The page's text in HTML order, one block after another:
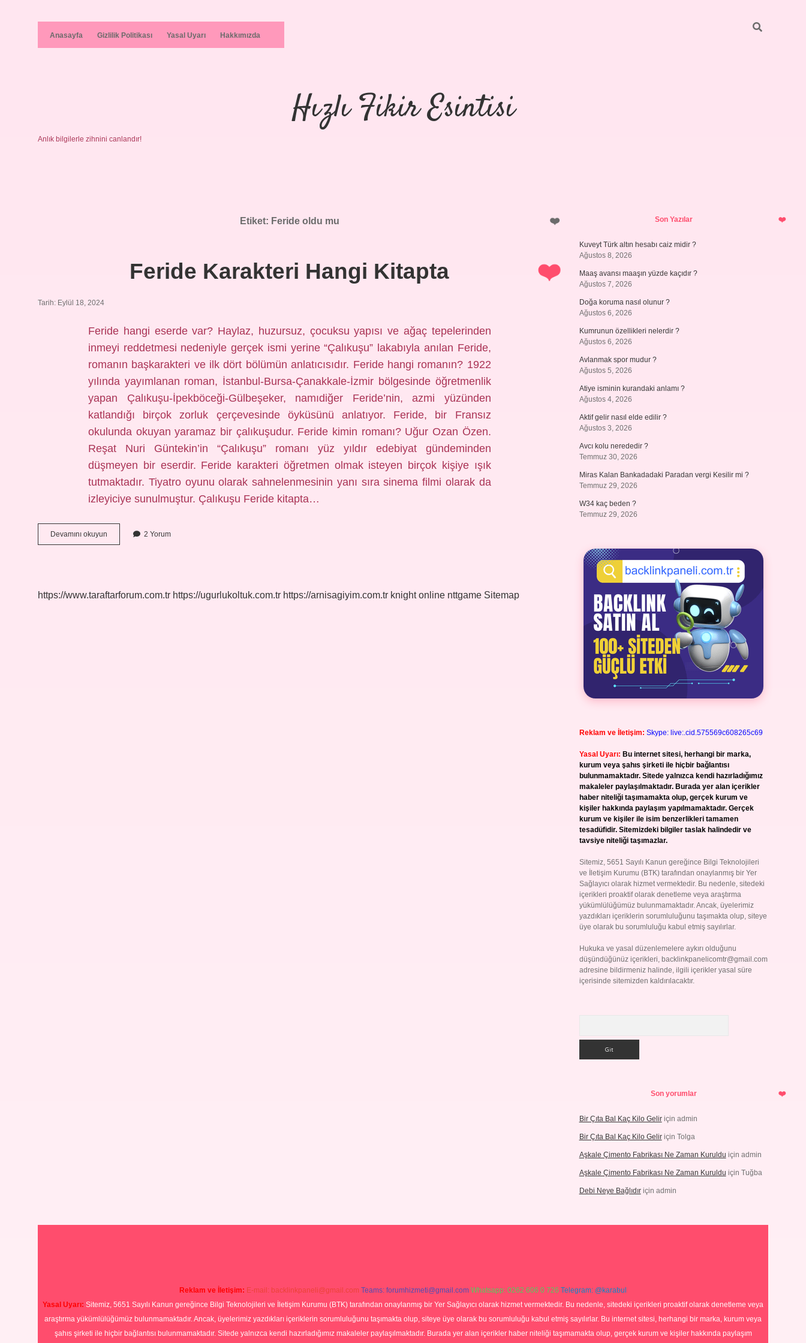
Anasayfa Gizlilik Politikası Yasal Uyarı Hakkımızda
Hızlı Fikir Esintisi
Anlık bilgilerle zihnini canlandır!
Etiket: Feride oldu mu
Feride Karakteri Hangi Kitapta
Tarih: Eylül 18, 2024
Feride hangi eserde var? Haylaz, huzursuz, çocuksu yapısı ve ağaç tepelerinden
inmeyi reddetmesi nedeniyle gerçek ismi yerine “Çalıkuşu” lakabıyla anılan Feride,
romanın başkarakteri ve ilk dört bölümün anlatıcısıdır. Feride hangi romanın? 1922
yılında yayımlanan roman, İstanbul-Bursa-Çanakkale-İzmir bölgesinde öğretmenlik
yapan Çalıkuşu-İpekböceği-Gülbeşeker, namıdiğer Feride’nin, azmi yüzünden
katlandığı birçok zorluk çerçevesinde öyküsünü anlatıyor. Feride, bir Fransız
okulunda okuyan yaramaz bir çalıkuşudur. Feride kimin romanı? Uğur Ozan Özen.
Reşat Nuri Güntekin’in “Çalıkuşu” romanı yüz yıldır edebiyat gündeminden
düşmeyen bir eserdir. Feride karakteri öğretmen olmak isteyen birçok kişiye ışık
tutmaktadır. Tiyatro oyunu olarak sahnelenmesinin yanı sıra sinema filmi olarak da
izleyiciye sunulmuştur. Çalıkuşu Feride kitapta…
Devamını okuyun
Karakteri
2 Yorum
https://www.taraftarforum.com.tr https://ugurlukoltuk.com.tr https://arnisagiyim.com.tr knight online nttgame Sitemap
SidebarSon Yazılar
Kuveyt Türk altın hesabı caiz midir ?
Ağustos 8, 2026
Maaş avansı maaşın yüzde kaçıdır ?
Ağustos 7, 2026
Doğa koruma nasıl olunur ?
Ağustos 6, 2026
Kumrunun özellikleri nelerdir ?
Ağustos 6, 2026
Avlanmak spor mudur ?
Ağustos 5, 2026
Atiye isminin kurandaki anlamı ?
Ağustos 4, 2026
Aktif gelir nasıl elde edilir ?
Ağustos 3, 2026
Avcı kolu nerededir ?
Temmuz 30, 2026
Miras Kalan Bankadadaki Paradan vergi Kesilir mi ?
Temmuz 29, 2026
W34 kaç beden ?
Temmuz 29, 2026
Reklam ve İletişim: Skype: live:.cid.575569c608265c69
Yasal Uyarı: Bu internet sitesi, herhangi bir marka,
kurum veya şahıs şirketi ile hiçbir bağlantısı
bulunmamaktadır. Sitede yalnızca kendi hazırladığımız
makaleler paylaşılmaktadır. Burada yer alan içerikler
haber niteliği taşımamakta olup, gerçek kurum ve
kişiler hakkında paylaşım yapılmamaktadır. Gerçek
kurum ve kişiler ile isim benzerlikleri tamamen
tesadüfidir. Sitemizdeki bilgiler taslak halindedir ve
tavsiye niteliği taşımazlar.
Sitemiz, 5651 Sayılı Kanun gereğince Bilgi Teknolojileri
ve İletişim Kurumu (BTK) tarafından onaylanmış bir Yer
Sağlayıcı olarak hizmet vermektedir. Bu nedenle, sitedeki
içerikleri proaktif olarak denetleme veya araştırma
yükümlülüğümüz bulunmamaktadır. Ancak, üyelerimiz
yazdıkları içeriklerin sorumluluğunu taşımakta olup, siteye
üye olarak bu sorumluluğu kabul etmiş sayılırlar.
Hukuka ve yasal düzenlemelere aykırı olduğunu
düşündüğünüz içerikleri, backlinkpanelicomtr@gmail.com
adresine bildirmeniz halinde, ilgili içerikler yasal süre
içerisinde sitemizden kaldırılacaktır.
Son yorumlar
Bir Çıta Bal Kaç Kilo Geliriçin admin
Bir Çıta Bal Kaç Kilo Geliriçin Tolga
Aşkale Çimento Fabrikası Ne Zaman Kuruldu için admin
Aşkale Çimento Fabrikası Ne Zaman Kuruldu için Tuğba
Debi Neye Bağlıdıriçin admin
Reklam ve İletişim: E-mail: backlinkpaneli@gmail.com Teams: forumhizmeti@gmail.com Whatsapp: 0262 606 0 726 Telegram: @karabul
Yasal Uyarı: Sitemiz, 5651 Sayılı Kanun gereğince Bilgi Teknolojileri ve İletişim Kurumu (BTK) tarafından onaylanmış bir Yer Sağlayıcı olarak hizmet vermektedir. Bu nedenle, sitedeki içerikleri proaktif olarak denetleme veya
araştırma yükümlülüğümüz bulunmamaktadır. Ancak, üyelerimiz yazdıkları içeriklerin sorumluluğunu taşımakta olup, siteye üye olarak bu sorumluluğu kabul etmiş sayılırlar. Bu internet sitesi, herhangi bir marka, kurum veya
şahıs şirketi ile hiçbir bağlantısı bulunmamaktadır. Sitede yalnızca kendi hazırladığımız makaleler paylaşılmaktadır. Burada yer alan içerikler haber niteliği taşımamakta olup, gerçek kurum ve kişiler hakkında paylaşım